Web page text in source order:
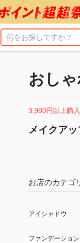
おし
3,980円以上購
メイクアッ
お店のカテゴ
アイシャドウ
ファンデーション